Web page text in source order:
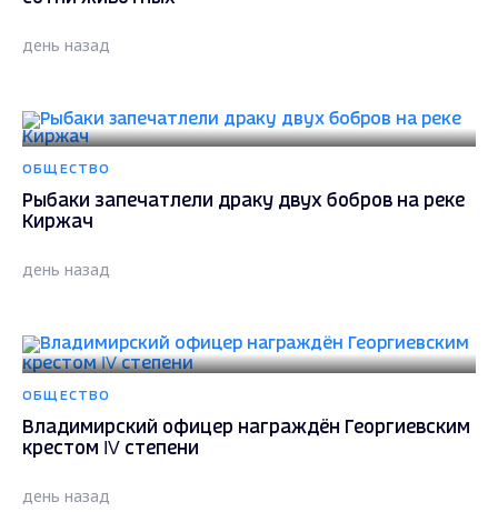
день назад
ОБЩЕСТВО
Рыбаки запечатлели драку двух бобров на реке
Киржач
день назад
ОБЩЕСТВО
Владимирский офицер награждён Георгиевским
крестом IV степени
день назад